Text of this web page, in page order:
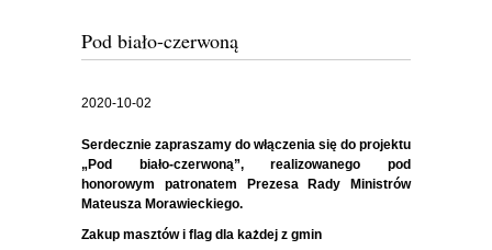
Pod biało-czerwoną
2020-10-02
Serdecznie zapraszamy do włączenia się do projektu
„Pod biało-czerwoną”, realizowanego pod
honorowym patronatem Prezesa Rady Ministrów
Mateusza Morawieckiego.
Zakup masztów i flag dla każdej z gmin